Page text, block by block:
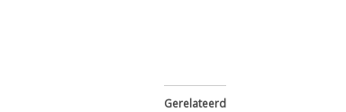
Gerelateerd